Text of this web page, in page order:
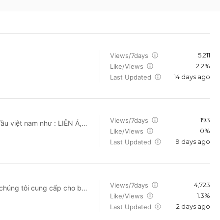
Views/7days
5,211
Like/Views
2.2%
Last Updated
14 days ago
việt nam như : LIÊN Á,
hành chính hãng từ
mẫu mã, kích thước,
sản phẩm phù hợp
nhận đơn hàng. - Giao
Tân Phú, TP.HCM
9936 951 - 0908 943
Views/7days
193
Like/Views
0%
Last Updated
9 days ago
tôi cung cấp cho bạn
tình bạn, sinh hoạt
vào 20h hàng ngày, hứa
Views/7days
4,723
Like/Views
1.3%
Last Updated
2 days ago